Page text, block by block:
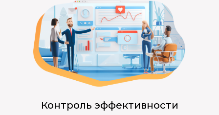
Контроль эффективности